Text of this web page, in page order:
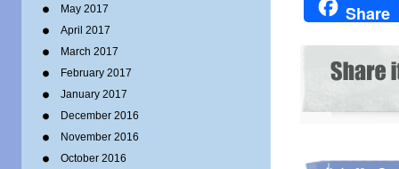
May 2017
April 2017
March 2017
February 2017
January 2017
December 2016
November 2016
October 2016
Share